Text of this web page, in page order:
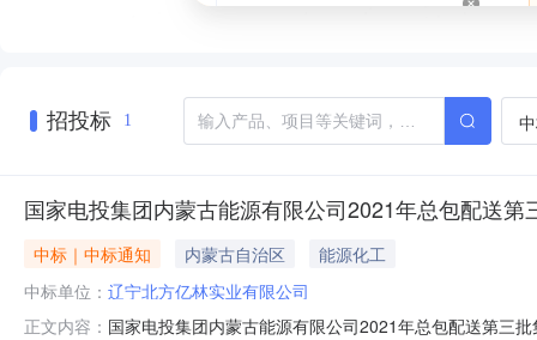
招投标 1
国家电投集团内蒙古能源有限公司2021年总包配送第
中标｜中标通知 内蒙古自治区
能源化工
中标单位： 辽宁北方亿林实业有限公司
正文内容： 国家电投集团内蒙古能源有限公司2021年总包配送第三